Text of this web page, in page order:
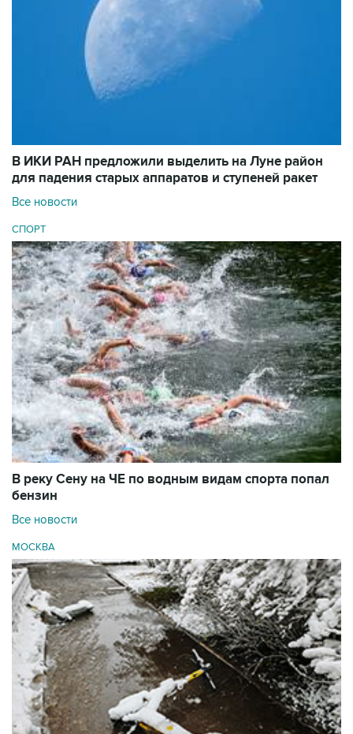
В ИКИ РАН предложили выделить на Луне район
для падения старых аппаратов и ступеней ракет
Все новости
СПОРТ
В реку Сену на ЧЕ по водным видам спорта попал
бензин
Все новости
МОСКВА